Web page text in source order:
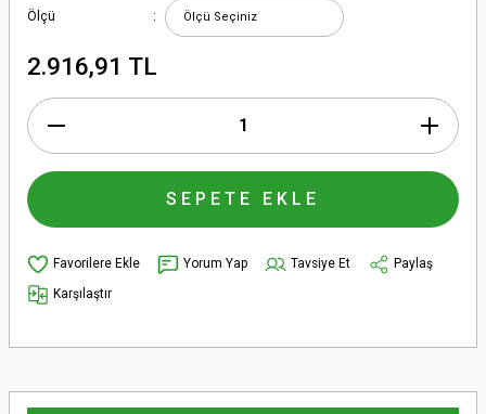
Ölçü
2.916,91 TL
SEPETE EKLE
Yorum Yap Tavsiye Et
Paylaş
Karşılaştır